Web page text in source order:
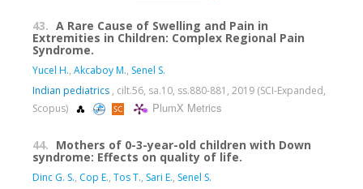
43. A Rare Cause of Swelling and Pain in
Extremities in Children: Complex Regional Pain
Syndrome.
Yucel H., Akcaboy M., Senel S.
Indian pediatrics , cilt.56, sa.10, ss.880-881, 2019 (SCI-Expanded,
Scopus)
PlumX Metrics
44. Mothers of 0-3-year-old children with Down
syndrome: Effects on quality of life.
Dinc G. S., Cop E., Tos T., Sari E., Senel S.